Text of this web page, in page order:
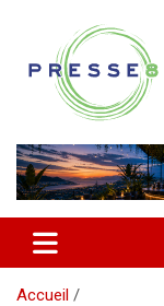
contenu
Presse 83
Accueil